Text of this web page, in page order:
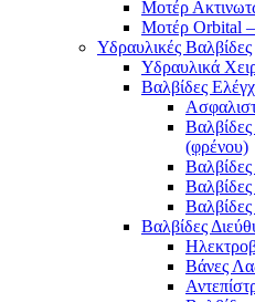
Μοτέρ
Μοτέρ Orbital
Υδραυλικές Βαλβίδες
Υδραυλικά
Βαλβίδες
(φρένου)
Βαλβίδες
Βάνες